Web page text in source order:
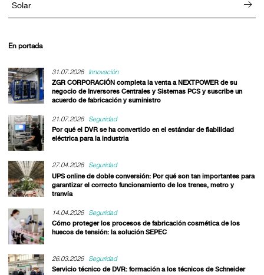
Solar
En portada
31.07.2026
Innovación
ZGR CORPORACIÓN completa la venta a NEXTPOWER de su
negocio de Inversores Centrales y Sistemas PCS y suscribe un
acuerdo de fabricación y suministro
21.07.2026
Seguridad
Por qué el DVR se ha convertido en el estándar de fiabilidad
eléctrica para la industria
27.04.2026
Seguridad
UPS online de doble conversión: Por qué son tan importantes para
garantizar el correcto funcionamiento de los trenes, metro y
tranvía
14.04.2026
Seguridad
Cómo proteger los procesos de fabricación cosmética de los
huecos de tensión: la solución SEPEC
26.03.2026
Seguridad
Servicio técnico de DVR: formación a los técnicos de Schneider